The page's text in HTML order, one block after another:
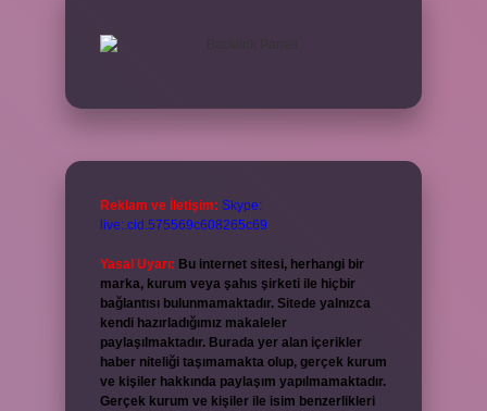
Reklam ve İletişim: Skype:
live:.cid.575569c608265c69
Yasal Uyarı: Bu internet sitesi, herhangi bir
marka, kurum veya şahıs şirketi ile hiçbir
bağlantısı bulunmamaktadır. Sitede yalnızca
kendi hazırladığımız makaleler
paylaşılmaktadır. Burada yer alan içerikler
haber niteliği taşımamakta olup, gerçek kurum
ve kişiler hakkında paylaşım yapılmamaktadır.
Gerçek kurum ve kişiler ile isim benzerlikleri